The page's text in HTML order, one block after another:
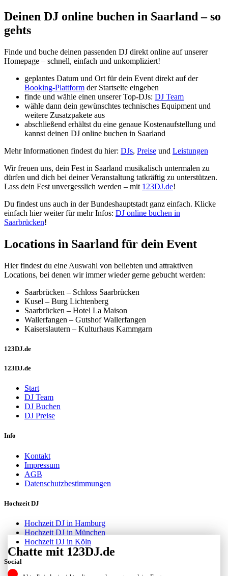
Deinen DJ online buchen in Saarland – so
gehts
Finde und buche deinen passenden DJ direkt online auf unserer
Homepage – schnell, einfach und unkompliziert!
geplantes Datum und Ort für dein Event direkt auf der
Booking-Plattform der Startseite eingeben
finde und wähle einen unserer Top-DJs: DJ Team
wähle dann dein gewünschtes technisches Equipment und
weitere Zusatzpakete aus
abschließend erhältst du eine genaue Kostenaufstellung und
kannst deinen DJ online buchen in Saarland
Mehr Informationen findest du hier: DJs, Preise und Leistungen
Wir freuen uns, dein Fest in Saarland musikalisch untermalen zu
dürfen und dich bei deiner Veranstaltung tatkräftig zu unterstützen.
Lass dein Fest unvergesslich werden – mit 123DJ.de!
Du findest uns auch in der Bundeshauptstadt ganz einfach. Klicke
einfach hier weiter für mehr Infos: DJ online buchen in
Saarbrücken!
Locations in Saarland für dein Event
Hier findest du eine Auswahl von beliebten und attraktiven
Locations, bei denen wir immer wieder gerne gebucht werden:
Saarbrücken – Schloss Saarbrücken
Kusel – Burg Lichtenberg
Saarbrücken – Hotel La Maison
Wallerfangen – Gutshof Wallerfangen
Kaiserslautern – Kulturhaus Kammgarn
123DJ.de
123DJ.de
Start
DJ Team
DJ Buchen
DJ Preise
Info
Kontakt
Impressum
AGB
Datenschutzbestimmungen
Hochzeit DJ
Hochzeit DJ in Hamburg
Hochzeit DJ in München
Hochzeit DJ in Köln
Social
Chatte mit 123DJ.de